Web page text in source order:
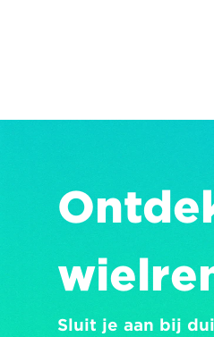
Sluit je aan bij